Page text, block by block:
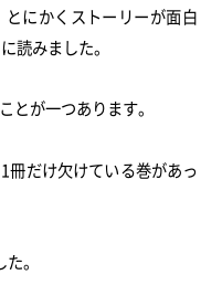
とにかくストーリーが面白
読みました。
とが一つあります。
1冊だけ欠けている巻があっ
。